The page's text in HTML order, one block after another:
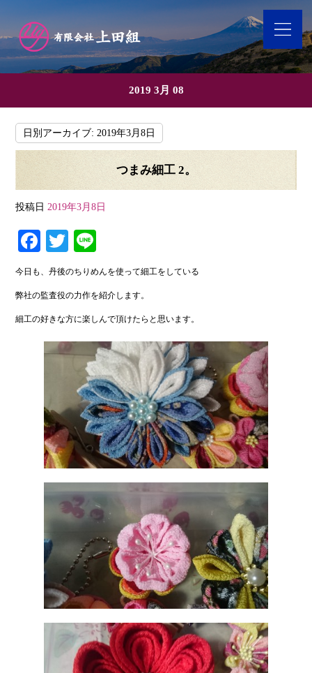
2019 3月 08
日別アーカイブ:2019年3月8日
つまみ細工 2。
投稿日 2019年3月8日
Fa
ce
bo
ok
T
wi
tte
r
ne
今日も、丹後のちりめんを使って細工をしている
弊社の監査役の力作を紹介します。
細工の好きな方に楽しんで頂けたらと思います。